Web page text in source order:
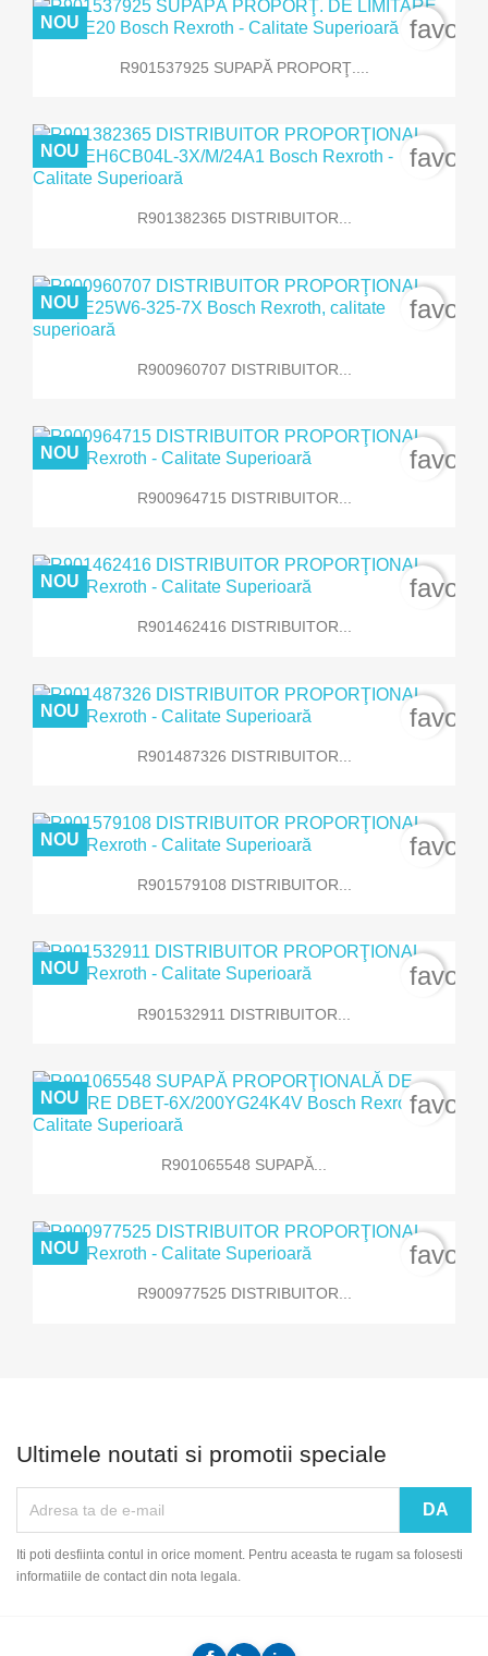
R901537925 SUPAPĂ PROPORŢ....
NOU
R901382365 DISTRIBUITOR...
NOU
R900960707 DISTRIBUITOR...
NOU
R900964715 DISTRIBUITOR...
NOU
R901462416 DISTRIBUITOR...
NOU
R901487326 DISTRIBUITOR...
NOU
R901579108 DISTRIBUITOR...
NOU
R901532911 DISTRIBUITOR...
NOU
R901065548 SUPAPĂ...
NOU
R900977525 DISTRIBUITOR...
NOU
Ultimele noutati si promotii speciale
Iti poti desfiinta contul in orice moment. Pentru aceasta te rugam sa folosesti
informatiile de contact din nota legala.